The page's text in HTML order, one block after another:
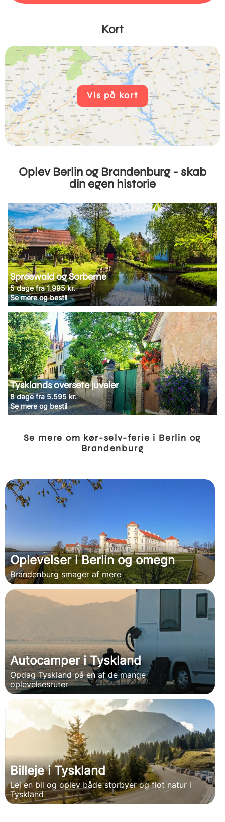
Kort
Vis på kort
Oplev Berlin og Brandenburg - skab
din egen historie
Spreewald og Sorberne
5 dage fra 1.995 kr.
Se mere og bestil
Tysklands oversete juveler
8 dage fra 5.595 kr.
Se mere og bestil
Se mere om kør-selv-ferie i Berlin og
Brandenburg
Oplevelser i Berlin og omegn
Brandenburg smager af mere
Autocamper i Tyskland
Opdag Tyskland på en af de mange
oplevelsesruter
Billeje i Tyskland
Lej en bil og oplev både storbyer og flot natur i
Tyskland